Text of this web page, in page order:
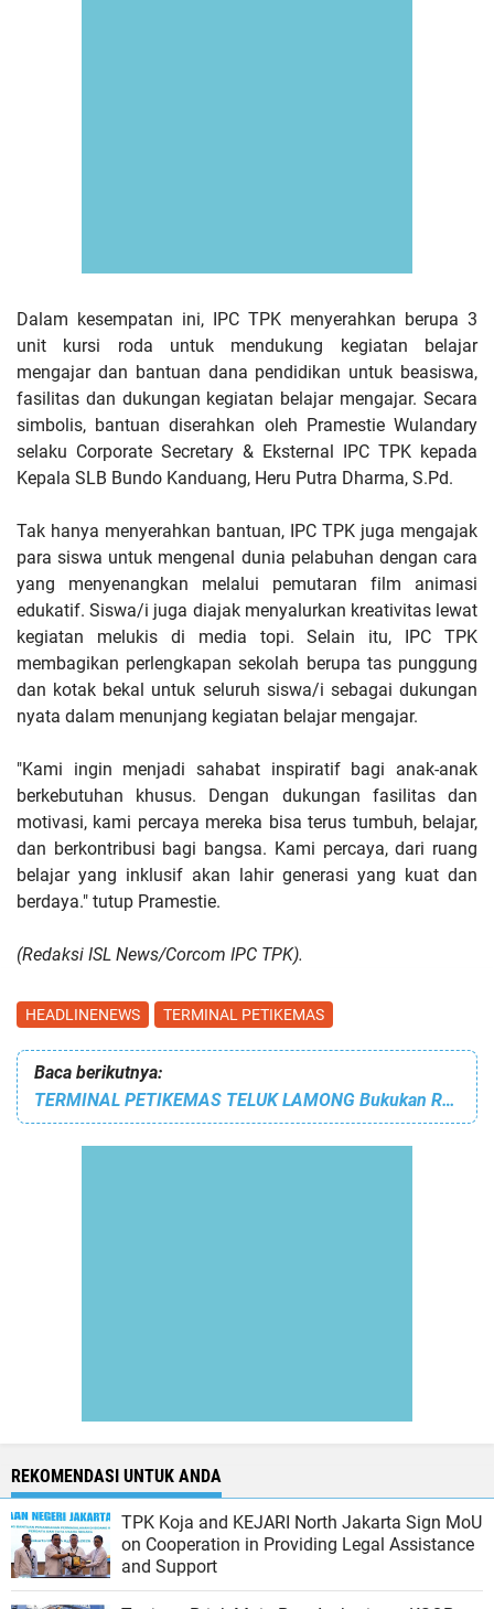
Dalam kesempatan ini, IPC TPK menyerahkan berupa 3
unit kursi roda untuk mendukung kegiatan belajar
mengajar dan bantuan dana pendidikan untuk beasiswa,
fasilitas dan dukungan kegiatan belajar mengajar. Secara
simbolis, bantuan diserahkan oleh Pramestie Wulandary
selaku Corporate Secretary & Eksternal IPC TPK kepada
Kepala SLB Bundo Kanduang, Heru Putra Dharma, S.Pd.
Tak hanya menyerahkan bantuan, IPC TPK juga mengajak
para siswa untuk mengenal dunia pelabuhan dengan cara
yang menyenangkan melalui pemutaran film animasi
edukatif. Siswa/i juga diajak menyalurkan kreativitas lewat
kegiatan melukis di media topi. Selain itu, IPC TPK
membagikan perlengkapan sekolah berupa tas punggung
dan kotak bekal untuk seluruh siswa/i sebagai dukungan
nyata dalam menunjang kegiatan belajar mengajar.
"Kami ingin menjadi sahabat inspiratif bagi anak-anak
berkebutuhan khusus. Dengan dukungan fasilitas dan
motivasi, kami percaya mereka bisa terus tumbuh, belajar,
dan berkontribusi bagi bangsa. Kami percaya, dari ruang
belajar yang inklusif akan lahir generasi yang kuat dan
berdaya." tutup Pramestie.
(Redaksi ISL News/Corcom IPC TPK).
HEADLINENEWS TERMINAL PETIKEMAS
Baca berikutnya:
TERMINAL PETIKEMAS TELUK LAMONG Bukukan REKOR ARUS PETIKEMAS TERTINGGI, Naik 4,7 %
REKOMENDASI UNTUK ANDA
TPK Koja and KEJARI North Jakarta Sign MoU
on Cooperation in Providing Legal Assistance
and Support